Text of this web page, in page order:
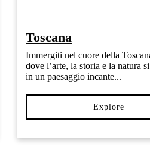
Toscana
Immergiti nel cuore della
dove l’arte, la storia e la natura
in un paesaggio incante...
Explore